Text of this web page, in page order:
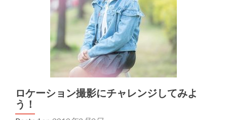
ロケーション撮影にチャレンジしてみよ
う！